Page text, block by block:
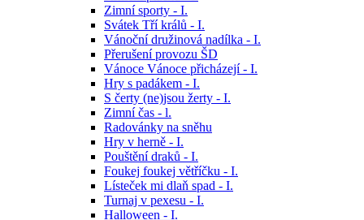
Zimní sporty - I.
Svátek Tří králů - I.
Vánoční družinová nadílka - I.
Přerušení provozu ŠD
Vánoce Vánoce přicházejí - I.
Hry s padákem - I.
S čerty (ne)jsou žerty - I.
Zimní čas - l.
Radovánky na sněhu
Hry v herně - I.
Pouštění draků - I.
Foukej foukej větříčku - I.
Lísteček mi dlaň spad - I.
Turnaj v pexesu - I.
Halloween - I.